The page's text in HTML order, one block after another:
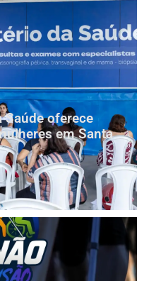
Saúde oferece
em Santa